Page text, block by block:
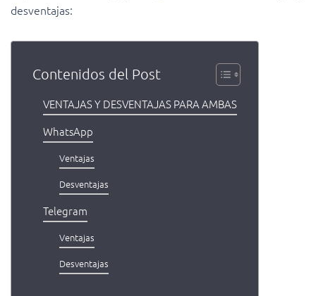
desventajas:
Contenidos del Post
VENTAJAS Y DESVENTAJAS PARA AMBAS
WhatsApp
Ventajas
Desventajas
Telegram
Ventajas
Desventajas